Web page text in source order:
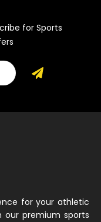
for Sports
for your athletic
our premium sports